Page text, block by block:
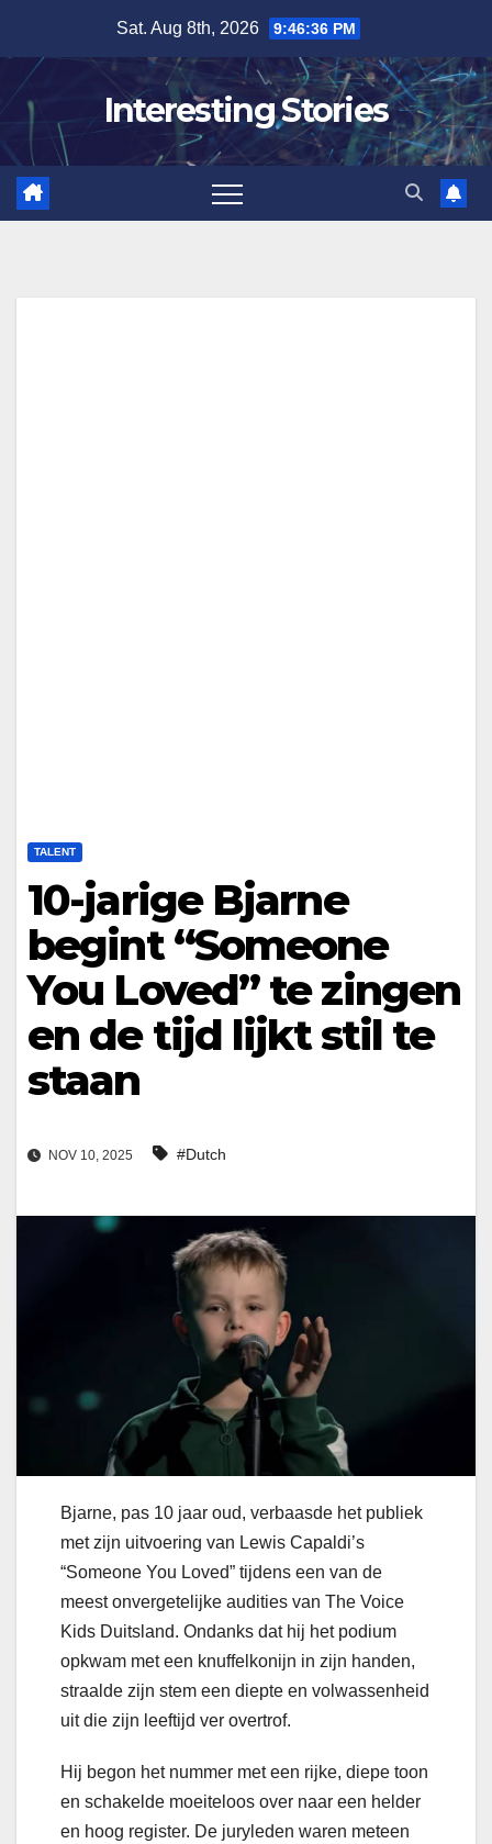
content
Sat. Aug 8th, 2026 9:46:36 PM
Interesting Stories
TALENT
10-jarige Bjarne
begint “Someone
You Loved” te zingen
en de tijd lijkt stil te
staan
NOV 10, 2025 #Dutch
Bjarne, pas 10 jaar oud, verbaasde het publiek
met zijn uitvoering van Lewis Capaldi’s
“Someone You Loved” tijdens een van de
meest onvergetelijke audities van The Voice
Kids Duitsland. Ondanks dat hij het podium
opkwam met een knuffelkonijn in zijn handen,
straalde zijn stem een diepte en volwassenheid
uit die zijn leeftijd ver overtrof.
Hij begon het nummer met een rijke, diepe toon
en schakelde moeiteloos over naar een helder
en hoog register. De juryleden waren meteen